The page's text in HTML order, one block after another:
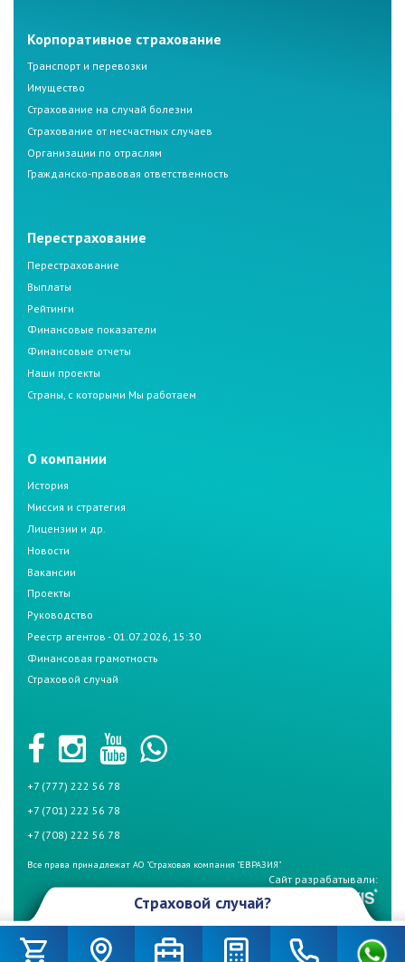
Корпоративное страхование
Транспорт и перевозки
Имущество
Страхование на случай болезни
Страхование от несчастных случаев
Организации по отраслям
Гражданско-правовая ответственность
Перестрахование
Перестрахование
Выплаты
Рейтинги
Финансовые показатели
Финансовые отчеты
Наши проекты
Страны, с которыми Мы работаем
О компании
История
Миссия и стратегия
Лицензии и др.
Новости
Вакансии
Проекты
Руководство
Реестр агентов - 01.07.2026, 15:30
Финансовая грамотность
Страховой случай
+7 (777) 222 56 78
+7 (701) 222 56 78
+7 (708) 222 56 78
Все права принадлежат АО "Страховая компания "ЕВРАЗИЯ"
Сайт разрабатывали:
Страховой случай?
беспокойтесь, если у Вас страховой полис СК «Евразия». Для начала